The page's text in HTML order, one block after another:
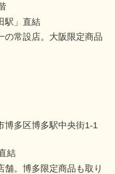
駅」直結
の常設店。大阪限定商品
博多区博多駅中央街1-1
結
舗。博多限定商品も取り